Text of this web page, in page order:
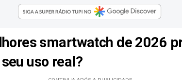
smartwatch de 2026
uso real?